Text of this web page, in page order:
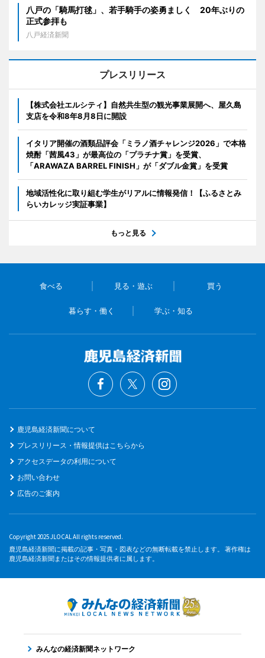
八戸の「騎馬打毬」、若手騎手の姿勇ましく 20年ぶりの
正式参拝も
八戸経済新聞
プレスリリース
【株式会社エルシティ】自然共生型の観光事業展開へ、屋久島
支店を令和8年8月8日に開設
イタリア開催の酒類品評会「ミラノ酒チャレンジ2026」で本格
焼酎「茜風43」が最高位の「プラチナ賞」を受賞、
「ARAWAZA BARREL FINISH」が「ダブル金賞」を受賞
地域活性化に取り組む学生がリアルに情報発信！【ふるさとみ
らいカレッジ実証事業】
もっと見る
食べる 見る・遊ぶ 買う
暮らす・働く 学ぶ・知る
鹿児島経済新聞について
プレスリリース・情報提供はこちらから
アクセスデータの利用について
お問い合わせ
広告のご案内
Copyright 2025 JLOCAL All rights reserved.
鹿児島経済新聞に掲載の記事・写真・図表などの無断転載を禁止します。 著作権は
鹿児島経済新聞またはその情報提供者に属します。
みんなの経済新聞ネットワーク